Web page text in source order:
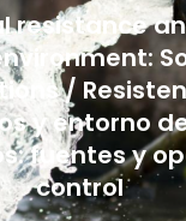
resistance
/
y entorno
fuentes y
control